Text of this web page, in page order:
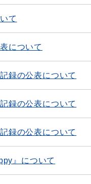
て
について
録の公表について
録の公表について
録の公表について
』について